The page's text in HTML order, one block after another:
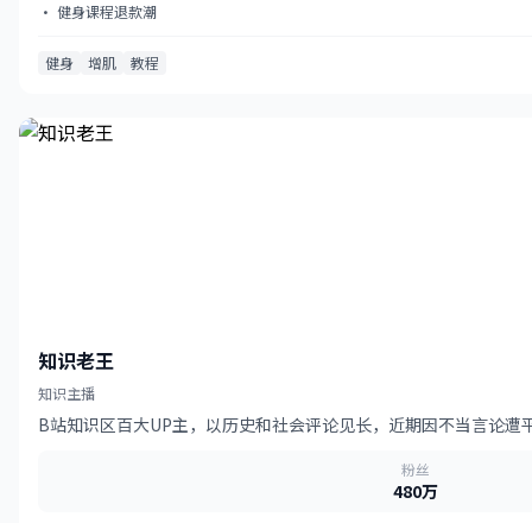
· 健身课程退款潮
健身 增肌 教程
知识老王
知识主播
B站知识区百大UP主，以历史和社会评论见长，近期因不当言论遭
粉丝
480万